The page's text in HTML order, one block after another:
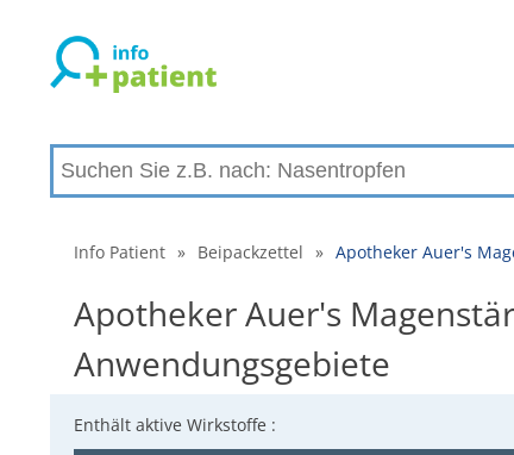
Info Patient » Beipackzettel » Apotheker Auer's
Apotheker Auer's
Anwendungsgebiete
Enthält aktive Wirkstoffe :